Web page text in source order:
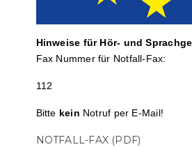
Hinweise für Hör- und
Fax Nummer für Notfall-Fax:
112
Bitte kein Notruf per E-Mail!
NOTFALL-FAX (PDF)